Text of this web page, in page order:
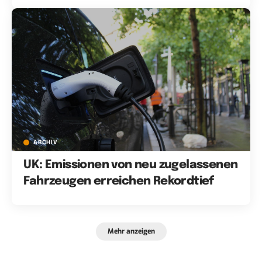
ARCHIV
UK: Emissionen von neu zugelassenen
Fahrzeugen erreichen Rekordtief
Mehr anzeigen